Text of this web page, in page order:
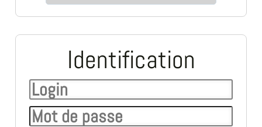
Identification